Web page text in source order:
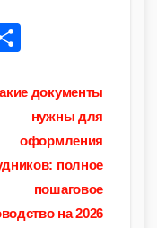
р
а
в
и
ть
документы
нужны для
оформления
полное
пошаговое
на 2026